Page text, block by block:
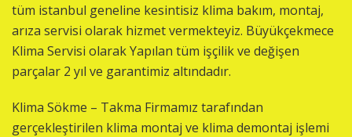
tüm istanbul geneline kesintisiz klima bakım, montaj,
arıza servisi olarak hizmet vermekteyiz. Büyükçekmece
Klima Servisi olarak Yapılan tüm işçilik ve değişen
parçalar 2 yıl ve garantimiz altındadır.
Klima Sökme – Takma Firmamız tarafından
gerçekleştirilen klima montaj ve klima demontaj işlemi